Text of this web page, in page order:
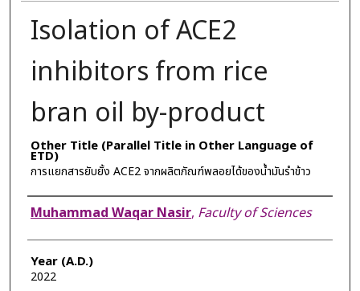
Isolation of ACE2
inhibitors from rice
bran oil by-product
Other Title (Parallel Title in Other Language of
ETD)
การแยกสารยับยั้ง ACE2 จากผลิตภัณฑ์พลอยได้ของน้ำมันรำข้าว
Author
Muhammad Waqar Nasir, Faculty of Sciences
Year (A.D.)
2022